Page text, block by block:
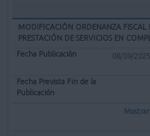
MODIFICACIÓN ORDENANZA FISCAL
PRESTACIÓN DE SERVICIOS EN
08/09/2025
Mostrar